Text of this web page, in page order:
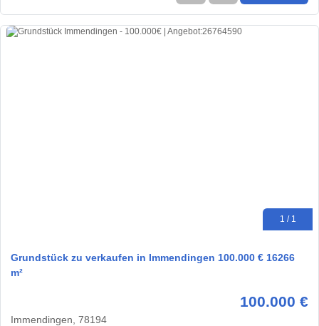
1 / 1
Grundstück zu verkaufen in Immendingen 100.000 € 16266
m²
100.000 €
Immendingen, 78194